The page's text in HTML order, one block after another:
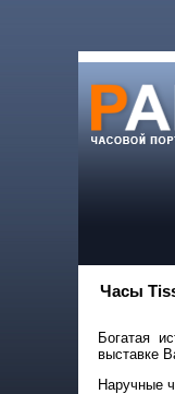
Часы
Богатая
выставке
Наручные